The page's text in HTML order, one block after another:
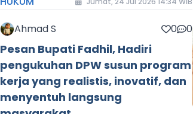
Ahmad S 0 0
Pesan Bupati Fadhil, Hadiri
pengukuhan DPW susun program
kerja yang realistis, inovatif, dan
menyentuh langsung